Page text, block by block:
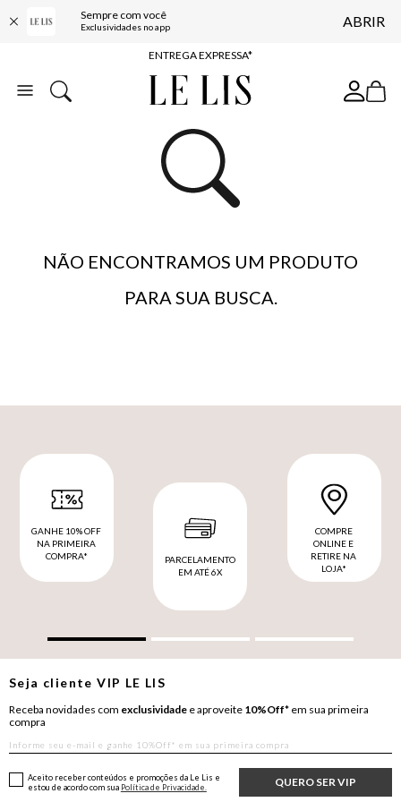
Sempre com você
Exclusividades no app ABRIR
COMPRE ONLINE E RETIRE EM LOJA*
ENTREGA EXPRESSA*
FRETE GRÁTIS*
10% OFF NA PRIMEIRA COMPRA*
NÃO ENCONTRAMOS UM PRODUTO
PARA SUA BUSCA.
GANHE 10% OFF
NA PRIMEIRA
COMPRA*
PARCELAMENTO
EM ATÉ 6X
COMPRE
ONLINE E
RETIRE NA
LOJA*
Seja clienteVIP LE LIS
Receba novidades com exclusividade e aproveite 10%Off* em sua primeira
compra
QUERO SER VIP
Aceito receber conteúdos e promoções da Le Lis e
estou de acordo com sua Política de Privacidade.